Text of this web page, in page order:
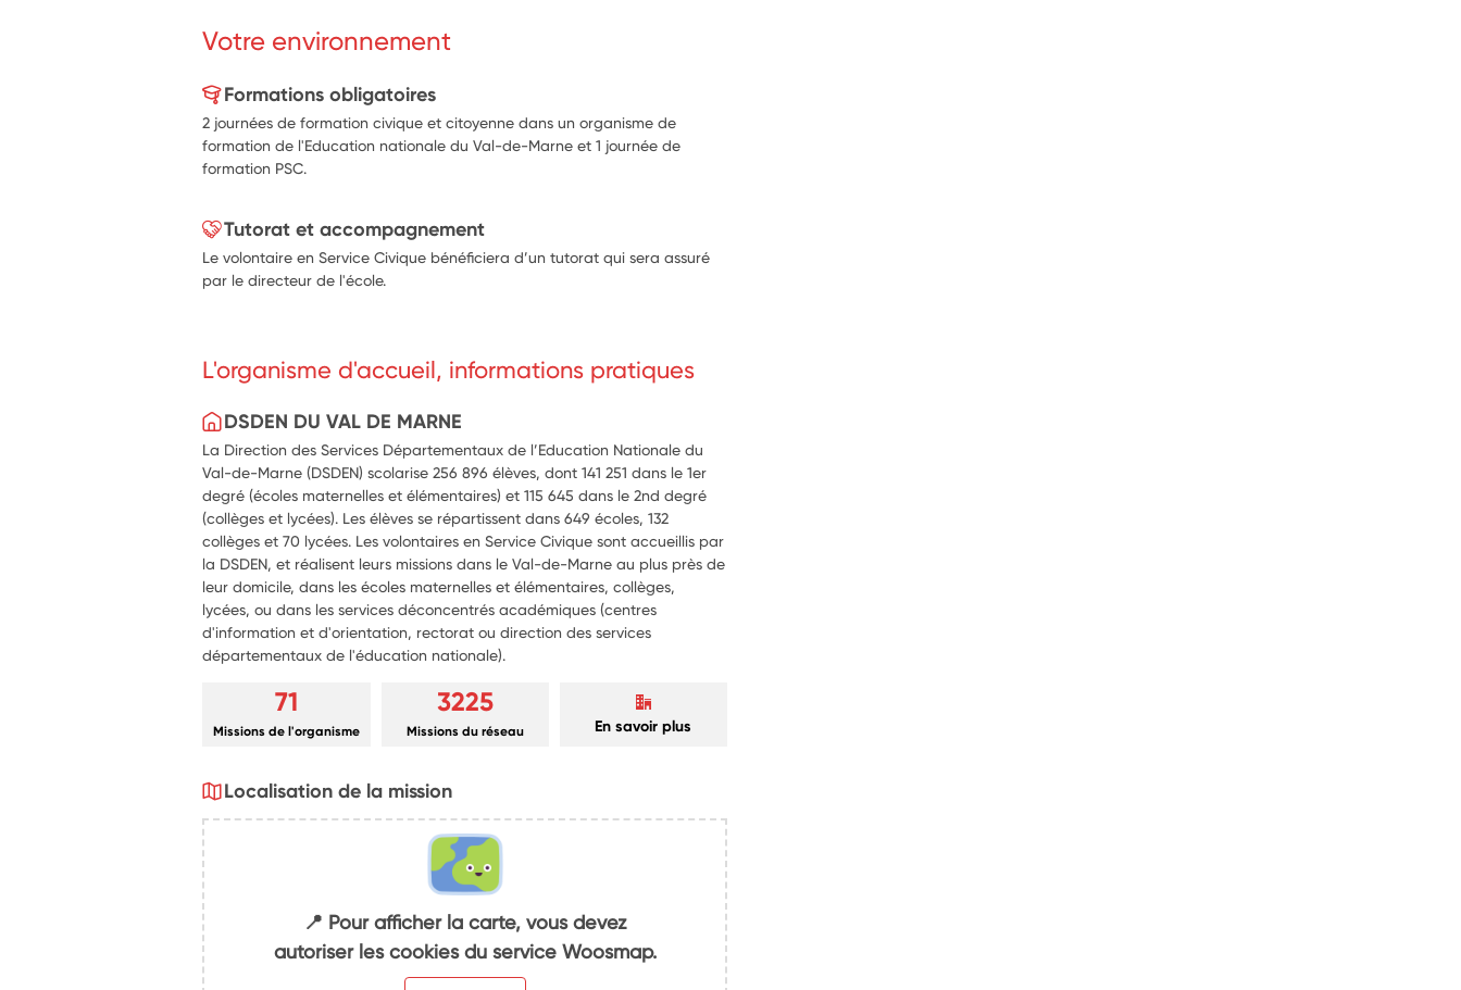
Votre environnement
Formations obligatoires
2 journées de formation civique et citoyenne dans un organisme de
formation de l'Education nationale du Val-de-Marne et 1 journée de
formation PSC.
Tutorat et accompagnement
Le volontaire en Service Civique bénéficiera d’un tutorat qui sera assuré
par le directeur de l'école.
L'organisme d'accueil, informations pratiques
DSDEN DU VAL DE MARNE
La Direction des Services Départementaux de l’Education Nationale du
Val-de-Marne (DSDEN) scolarise 256 896 élèves, dont 141 251 dans le 1er
degré (écoles maternelles et élémentaires) et 115 645 dans le 2nd degré
(collèges et lycées). Les élèves se répartissent dans 649 écoles, 132
collèges et 70 lycées. Les volontaires en Service Civique sont accueillis par
la DSDEN, et réalisent leurs missions dans le Val-de-Marne au plus près de
leur domicile, dans les écoles maternelles et élémentaires, collèges,
lycées, ou dans les services déconcentrés académiques (centres
d'information et d'orientation, rectorat ou direction des services
départementaux de l'éducation nationale).
71
Missions de l'organisme
3225
Missions du réseau En savoir plus
Localisation de la mission
📍 Pour afficher la carte, vous devez
autoriser les cookies du service Woosmap.